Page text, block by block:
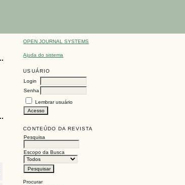
OPEN JOURNAL SYSTEMS
Ajuda do sistema
USUÁRIO
Login
Senha
Lembrar usuário
CONTEÚDO DA REVISTA
Pesquisa
Escopo da Busca
Procurar